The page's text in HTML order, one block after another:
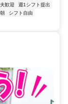
歓迎
週1シフト提出
シフト自由